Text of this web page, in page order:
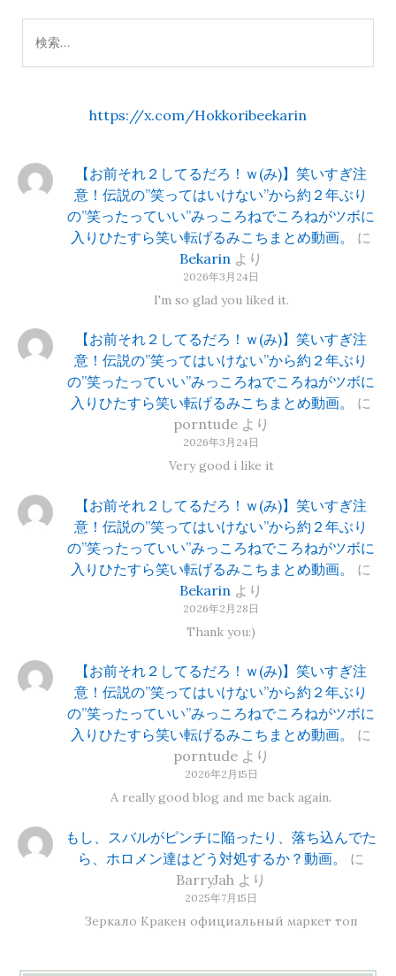
索:
https://x.com/Hokkoribeekarin
【お前それ２してるだろ！ｗ(み)】笑いすぎ注
意！伝説の”笑ってはいけない”から約２年ぶり
の”笑ったっていい”みっころねでころねがツボに
入りひたすら笑い転げるみこちまとめ動画。
に
Bekarin より
2026年3月24日
I'm so glad you liked it.
【お前それ２してるだろ！ｗ(み)】笑いすぎ注
意！伝説の”笑ってはいけない”から約２年ぶり
の”笑ったっていい”みっころねでころねがツボに
入りひたすら笑い転げるみこちまとめ動画。
に
porntudeより
2026年3月24日
Very good i like it
【お前それ２してるだろ！ｗ(み)】笑いすぎ注
意！伝説の”笑ってはいけない”から約２年ぶり
の”笑ったっていい”みっころねでころねがツボに
入りひたすら笑い転げるみこちまとめ動画。
に
Bekarin より
2026年2月28日
Thank you:)
【お前それ２してるだろ！ｗ(み)】笑いすぎ注
意！伝説の”笑ってはいけない”から約２年ぶり
の”笑ったっていい”みっころねでころねがツボに
入りひたすら笑い転げるみこちまとめ動画。
に
porntudeより
2026年2月15日
A really good blog and me back again.
もし、スバルがピンチに陥ったり、落ち込んでた
ら、ホロメン達はどう対処するか？動画。
に
BarryJah より
2025年7月15日
Зеркало Кракен официальный маркет топ